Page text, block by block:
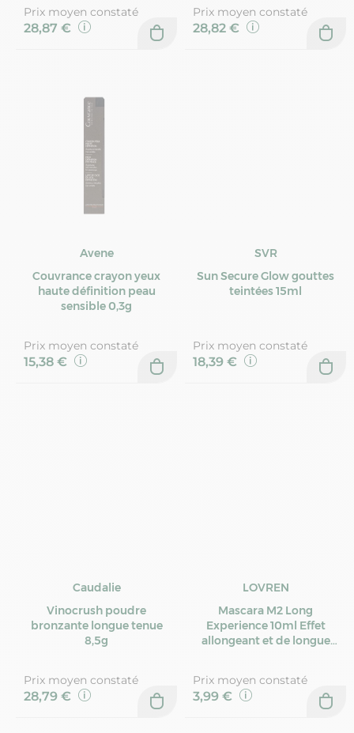
Prix moyen constaté
28,87 €
Prix moyen constaté
28,82 €
Avene
Couvrance crayon yeux
haute définition peau
sensible 0,3g
Prix moyen constaté
15,38 €
SVR
Sun Secure Glow gouttes
teintées 15ml
Prix moyen constaté
18,39 €
Caudalie
Vinocrush poudre
bronzante longue tenue
8,5g
Prix moyen constaté
28,79 €
LOVREN
Mascara M2 Long
Experience 10ml Effet
allongeant et de longue
Prix moyen constaté
3,99 €